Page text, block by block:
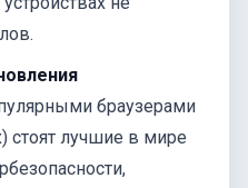
браузерами
стоят лучшие в мире